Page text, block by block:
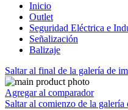
Inicio
Outlet
Seguridad Eléctrica e
Señalización
Balizaje
Saltar al final de la galería de
Agregar al comparador
Saltar al comienzo de la galería